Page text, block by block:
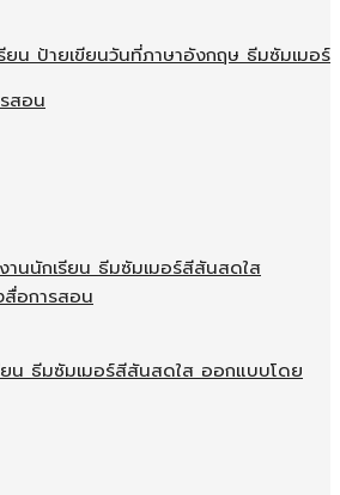
น ป้ายเขียนวันที่ภาษาอังกฤษ ธีมซัมเมอร์
สอน
น ธีมซัมเมอร์สีสันสดใส ออกแบบโดย